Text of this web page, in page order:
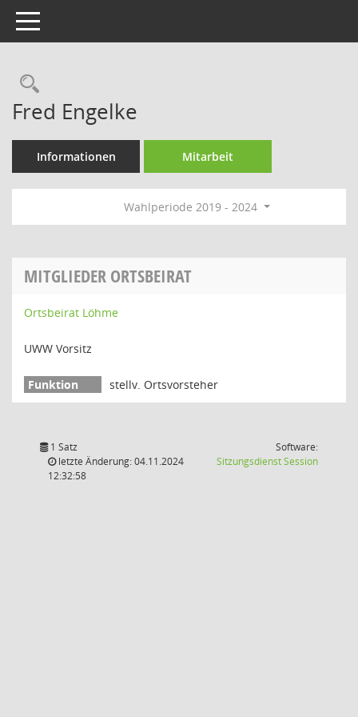
Toggle navigation
Rechercheauswahl
Fred Engelke
Informationen Mitarbeit
Wahlperiode 2019 - 2024
MITGLIEDER ORTSBEIRAT
Ortsbeirat Löhme
UWW Vorsitz
stellv. Ortsvorsteher
1 Satz
letzte Änderung: 04.11.2024
12:32:58
Software:
SitzungsdienstSession(Wird in